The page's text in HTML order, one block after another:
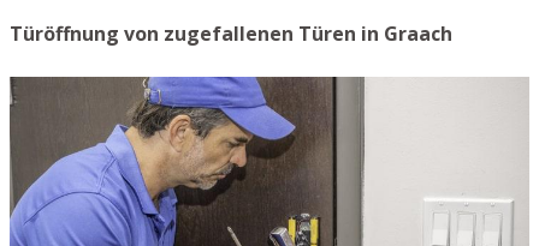
Türöffnung von zugefallenen Türen in Graach